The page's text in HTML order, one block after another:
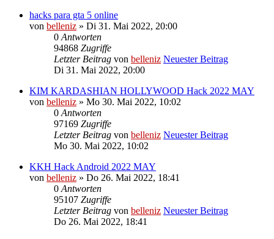
hacks para gta 5 online
von belleniz » Di 31. Mai 2022, 20:00
0 Antworten
94868 Zugriffe
Letzter Beitrag von belleniz Neuester Beitrag
Di 31. Mai 2022, 20:00
KIM KARDASHIAN HOLLYWOOD Hack 2022 MAY
von belleniz » Mo 30. Mai 2022, 10:02
0 Antworten
97169 Zugriffe
Letzter Beitrag von belleniz Neuester Beitrag
Mo 30. Mai 2022, 10:02
KKH Hack Android 2022 MAY
von belleniz » Do 26. Mai 2022, 18:41
0 Antworten
95107 Zugriffe
Letzter Beitrag von belleniz Neuester Beitrag
Do 26. Mai 2022, 18:41